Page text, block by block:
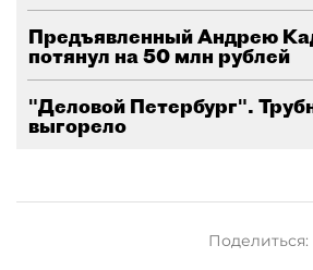
Предъявленный Андрею
потянул на 50 млн рублей
"Деловой Петербург".
выгорело
Поделиться: